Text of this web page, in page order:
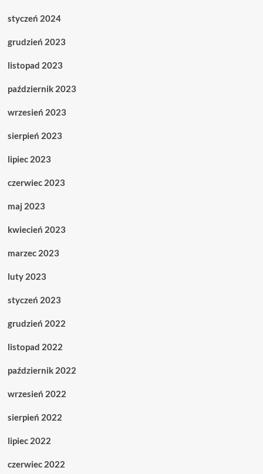
styczeń 2024
grudzień 2023
listopad 2023
październik 2023
wrzesień 2023
sierpień 2023
lipiec 2023
czerwiec 2023
maj 2023
kwiecień 2023
marzec 2023
luty 2023
styczeń 2023
grudzień 2022
listopad 2022
październik 2022
wrzesień 2022
sierpień 2022
lipiec 2022
czerwiec 2022